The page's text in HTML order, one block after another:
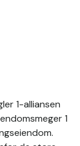
1-alliansen
1